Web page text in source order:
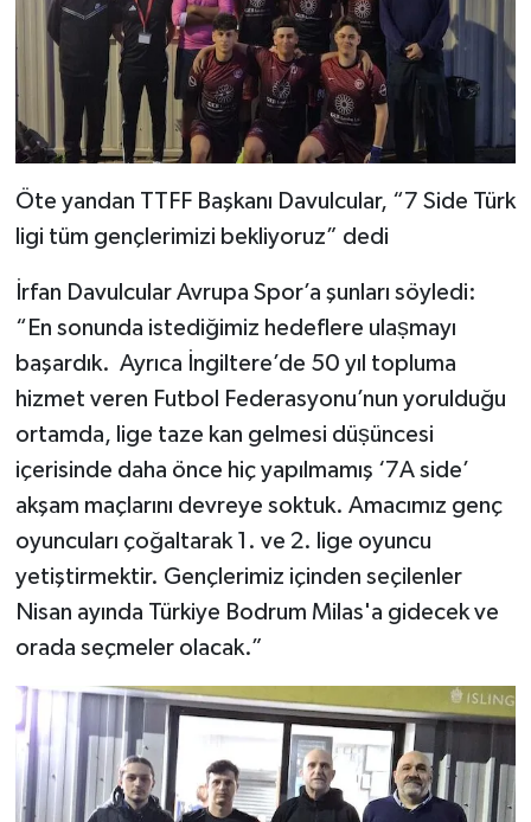
Öte yandan TTFF Başkanı Davulcular, “7 Side Türk
ligi tüm gençlerimizi bekliyoruz” dedi
İrfan Davulcular Avrupa Spor’a şunları söyledi:
“En sonunda istediğimiz hedeflere ulaṣmayı
başardık. Ayrıca İngiltere’de 50 yıl topluma
hizmet veren Futbol Federasyonu’nun yorulduğu
ortamda, lige taze kan gelmesi düṣüncesi
içerisinde daha önce hiç yapılmamış ‘7A side’
akşam maçlarını devreye soktuk. Amacımız genç
oyuncuları çoğaltarak 1. ve 2. lige oyuncu
yetiştirmektir. Gençlerimiz içinden seçilenler
Nisan ayında Türkiye Bodrum Milas'a gidecek ve
orada seçmeler olacak.”